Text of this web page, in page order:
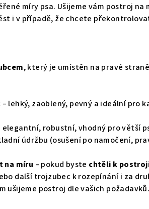
míry psa. Ušijeme vám postroj na
i v případě, že chcete
, který je umístěn na pravé
– lehký, zaoblený, pevný a ideální pro
elegantní, robustní, vhodný pro větší
údržbu (osušení po namočení,
na míru – pokud byste chtěli k
další trojzubec k rozepínání i za
ušijeme postroj dle vašich požadavků.